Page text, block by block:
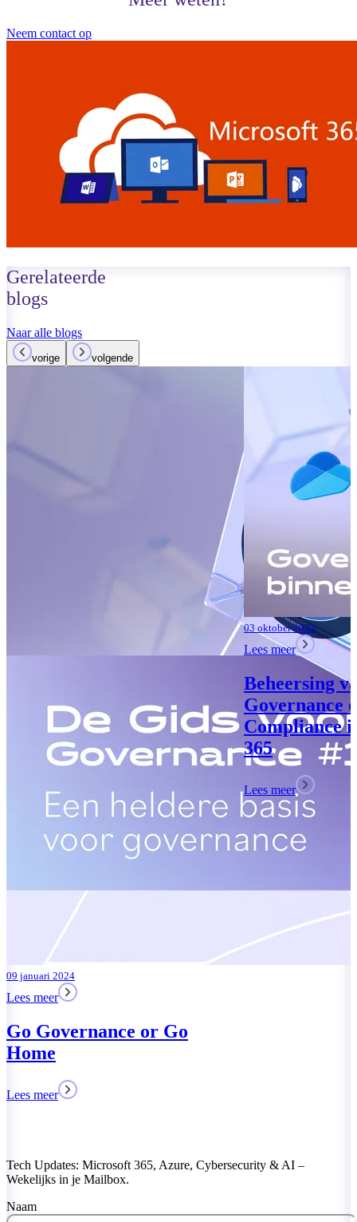
Neem contact op
Gerelateerde
blogs
Naar alle blogs
vorige volgende
Governance en
Compliance in Microsoft
Lees meer
Microsoft
Oplossing
Bescherming
Lees meer
Tech Updates: Microsoft 365, Azure, Cybersecurity & AI –
Wekelijks in je Mailbox.
Naam